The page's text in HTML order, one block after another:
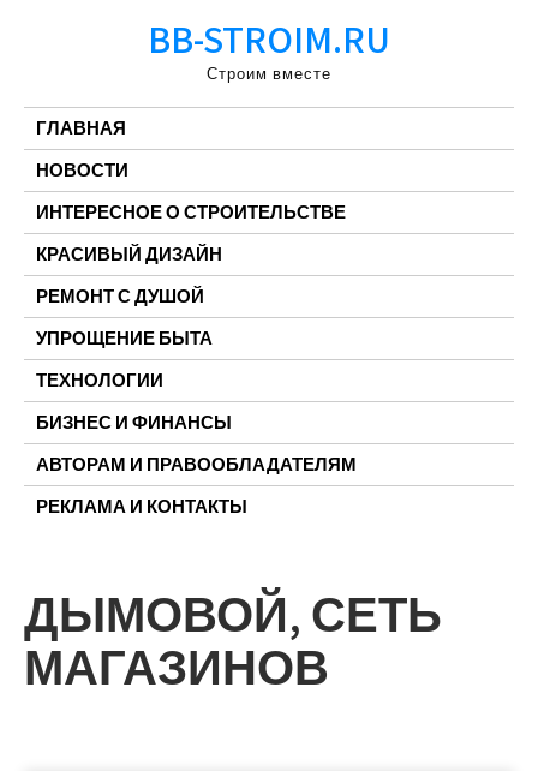
BB-STROIM.RU
Строим вместе
ГЛАВНАЯ
НОВОСТИ
ИНТЕРЕСНОЕ О СТРОИТЕЛЬСТВЕ
КРАСИВЫЙ ДИЗАЙН
РЕМОНТ С ДУШОЙ
УПРОЩЕНИЕ БЫТА
ТЕХНОЛОГИИ
БИЗНЕС И ФИНАНСЫ
АВТОРАМ И ПРАВООБЛАДАТЕЛЯМ
РЕКЛАМА И КОНТАКТЫ
ДЫМОВОЙ, СЕТЬ
МАГАЗИНОВ